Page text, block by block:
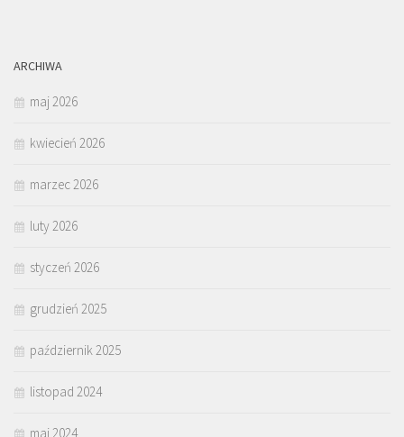
ARCHIWA
maj 2026
kwiecień 2026
marzec 2026
luty 2026
styczeń 2026
grudzień 2025
październik 2025
listopad 2024
maj 2024